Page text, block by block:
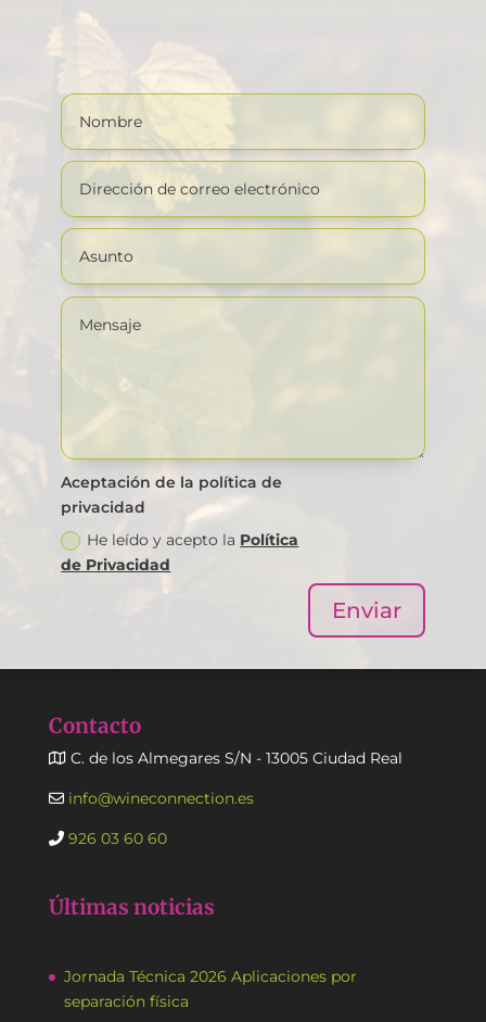
Aceptación de la política de
privacidad
He leído y acepto la Política
de Privacidad
Enviar
Contacto
C. de los Almegares S/N - 13005 Ciudad Real
info@wineconnection.es
926 03 60 60
Últimas noticias
Jornada Técnica 2026 Aplicaciones por
separación física